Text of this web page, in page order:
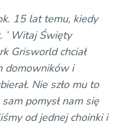
15 lat temu, kiedy
’ Witaj Święty
Grisworld chciał
domowników i
Nie szło mu to
pomysł nam się
od jednej choinki i